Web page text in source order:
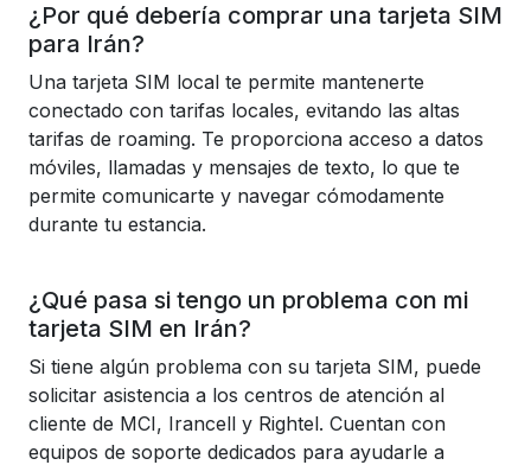
¿Por qué debería comprar una tarjeta SIM
para Irán?
Una tarjeta SIM local te permite mantenerte
conectado con tarifas locales, evitando las altas
tarifas de roaming. Te proporciona acceso a datos
móviles, llamadas y mensajes de texto, lo que te
permite comunicarte y navegar cómodamente
durante tu estancia.
¿Qué pasa si tengo un problema con mi
tarjeta SIM en Irán?
Si tiene algún problema con su tarjeta SIM, puede
solicitar asistencia a los centros de atención al
cliente de MCI, Irancell y Rightel. Cuentan con
equipos de soporte dedicados para ayudarle a